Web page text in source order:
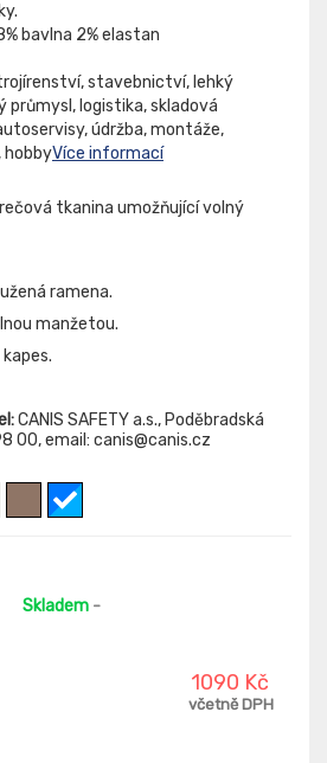
bavlna 2% elastan
stavebnictví, lehký
průmysl, logistika, skladová
údržba, montáže,
hobbyVíce informací
tkanina umožňující volný
ramena.
manžetou.
CANIS SAFETY a.s., Poděbradská
00, email: canis@canis.cz
Skladem -
1090 Kč
včetně DPH